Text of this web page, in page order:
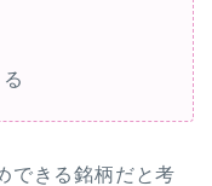
できる銘柄だと考